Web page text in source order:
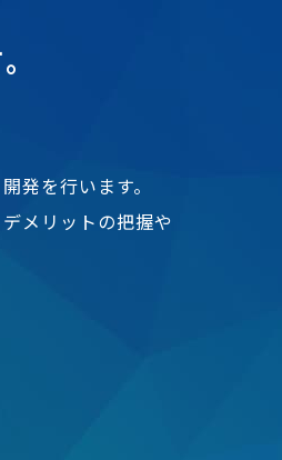
。
発を行います。
メリットの把握や